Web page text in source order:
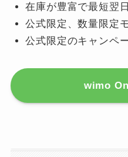
在庫が豊富で最短翌
公式限定、数量限定
公式限定のキャンペ
wimo